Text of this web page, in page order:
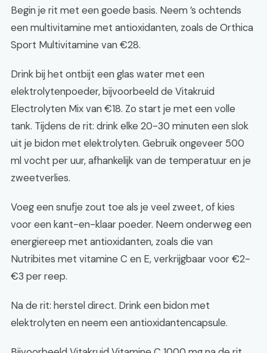
Begin je rit met een goede basis. Neem ’s ochtends
een multivitamine met antioxidanten, zoals de Orthica
Sport Multivitamine van €28.
Drink bij het ontbijt een glas water met een
elektrolytenpoeder, bijvoorbeeld de Vitakruid
Electrolyten Mix van €18. Zo start je met een volle
tank. Tijdens de rit: drink elke 20-30 minuten een slok
uit je bidon met elektrolyten. Gebruik ongeveer 500
ml vocht per uur, afhankelijk van de temperatuur en je
zweetverlies.
Voeg een snufje zout toe als je veel zweet, of kies
voor een kant-en-klaar poeder. Neem onderweg een
energiereep met antioxidanten, zoals die van
Nutribites met vitamine C en E, verkrijgbaar voor €2-
€3 per reep.
Na de rit: herstel direct. Drink een bidon met
elektrolyten en neem een antioxidantencapsule.